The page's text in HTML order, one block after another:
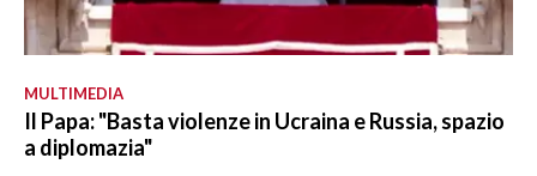
MULTIMEDIA
Il Papa: "Basta violenze in Ucraina e Russia, spazio
a diplomazia"